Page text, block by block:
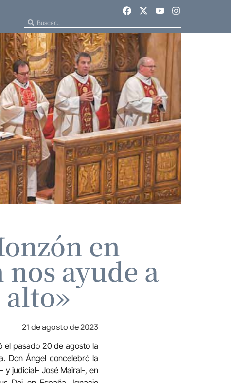
en
ayude a
21 de agosto de 2023
el pasado 20 de agosto la
Don Ángel concelebró la
y judicial- José Mairal-, en